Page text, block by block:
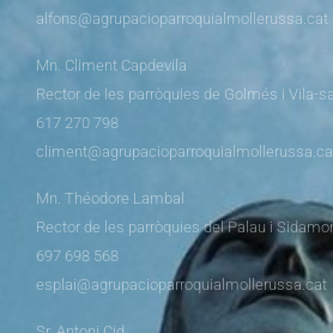
alfons@agrupacioparroquialmollerussa.cat
Mn. Climent Capdevila
Rector de les parròquies de Golmés i Vila-
617 270 798
Mn. Théodore Lambal
Rector de les parròquies del Palau i
697 698 568
esplai@agrupacioparroquialmollerussa.cat